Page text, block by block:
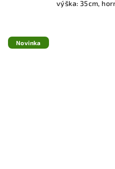
výška: 35cm,
Novinka